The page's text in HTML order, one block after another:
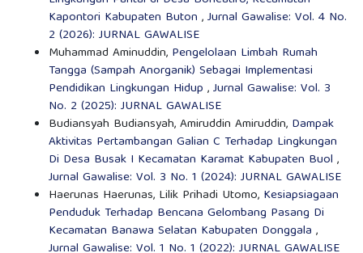
Kapontori Kabupaten Buton ,Jurnal Gawalise: Vol. 4 No.
2 (2026): JURNAL GAWALISE
Muhammad Aminuddin, Pengelolaan Limbah Rumah
Tangga (Sampah Anorganik) Sebagai Implementasi
Pendidikan Lingkungan Hidup ,Jurnal Gawalise: Vol. 3
No. 2 (2025): JURNAL GAWALISE
Budiansyah Budiansyah, Amiruddin Amiruddin, Dampak
Aktivitas Pertambangan Galian C Terhadap Lingkungan
Di Desa Busak I Kecamatan Karamat Kabupaten Buol ,
Jurnal Gawalise: Vol. 3 No. 1 (2024): JURNAL GAWALISE
Haerunas Haerunas, Lilik Prihadi Utomo, Kesiapsiagaan
Penduduk Terhadap Bencana Gelombang Pasang Di
Kecamatan Banawa Selatan Kabupaten Donggala ,
Jurnal Gawalise: Vol. 1 No. 1 (2022): JURNAL GAWALISE